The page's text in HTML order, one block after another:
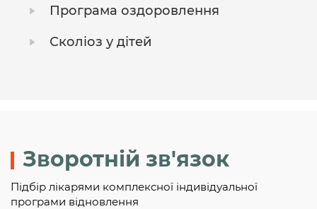
Програма оздоровлення
Сколіоз у дітей
Зворотній зв'язок
Підбір лікарями комплексної індивідуальної
програми відновлення